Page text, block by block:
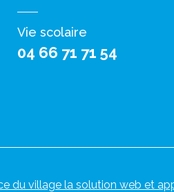
Vie scolaire
04 66 71 71 54
du village la solution web et